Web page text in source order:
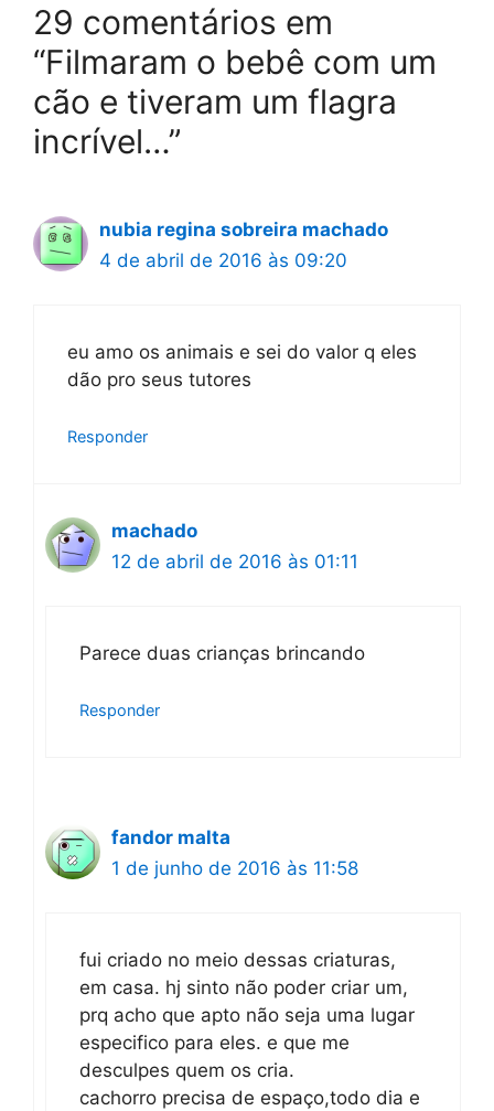
29 comentários em
“Filmaram o bebê com um
cão e tiveram um flagra
incrível…”
nubia regina sobreira machado
4 de abril de 2016 às 09:20
eu amo os animais e sei do valor q eles
dão pro seus tutores
Responder
machado
12 de abril de 2016 às 01:11
Parece duas crianças brincando
Responder
fandor malta
1 de junho de 2016 às 11:58
fui criado no meio dessas criaturas,
em casa. hj sinto não poder criar um,
prq acho que apto não seja uma lugar
especifico para eles. e que me
desculpes quem os cria.
cachorro precisa de espaço,todo dia e